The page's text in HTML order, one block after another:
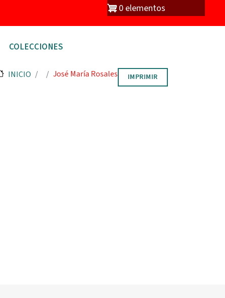
0 elementos
COLECCIONES
INICIO José María Rosales IMPRIMIR